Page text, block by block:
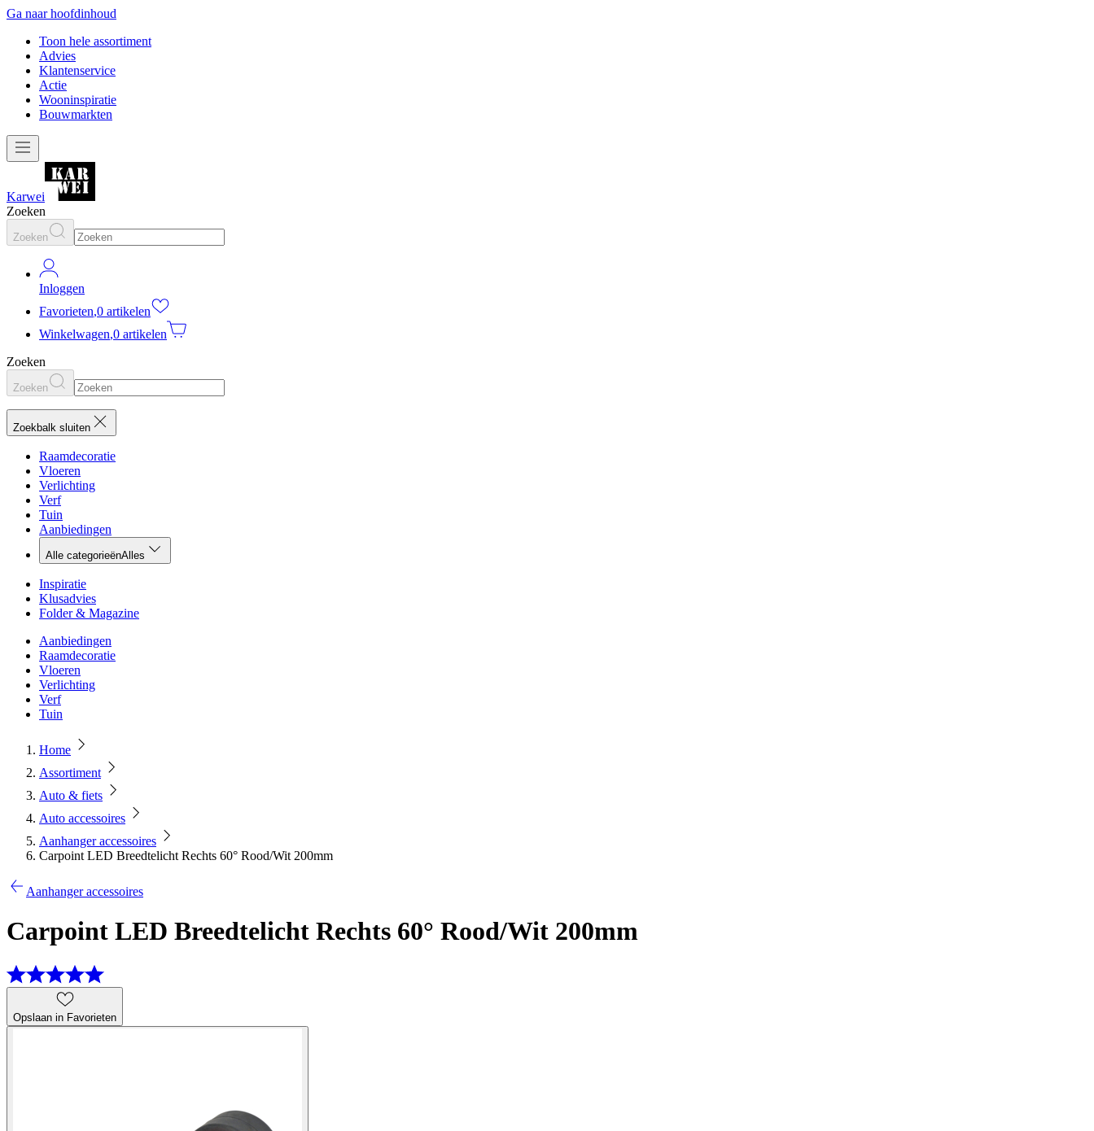
Ga naar hoofdinhoud
Toon hele assortiment
Advies
Klantenservice
Actie
Wooninspiratie
Bouwmarkten
Karwei
Zoeken
Zoeken
Inloggen
Favorieten,0 artikelen
Winkelwagen,0 artikelen
Zoeken
Zoeken
Zoekbalk sluiten
Raamdecoratie
Vloeren
Verlichting
Verf
Tuin
Aanbiedingen
Alle categorieënAlles
Inspiratie
Klusadvies
Folder & Magazine
Aanbiedingen
Raamdecoratie
Vloeren
Verlichting
Verf
Tuin
Home
Assortiment
Auto & fiets
Auto accessoires
Aanhanger accessoires
Carpoint LED Breedtelicht Rechts 60° Rood/Wit 200mm
Aanhanger accessoires
Carpoint LED Breedtelicht Rechts 60° Rood/Wit 200mm
Opslaan in Favorieten